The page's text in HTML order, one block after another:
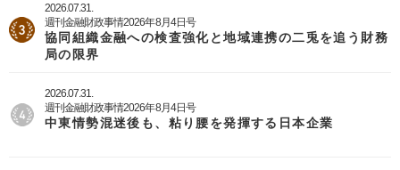
2026.07.31.
週刊金融財政事情2026年8月4日号
協同組織金融への検査強化と地域連携の二兎を追う財務
局の限界
2026.07.31.
週刊金融財政事情2026年8月4日号
中東情勢混迷後も、粘り腰を発揮する日本企業